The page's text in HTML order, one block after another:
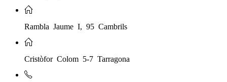
Rambla Jaume I, 95 Cambrils
Cristòfor Colom 5-7 Tarragona